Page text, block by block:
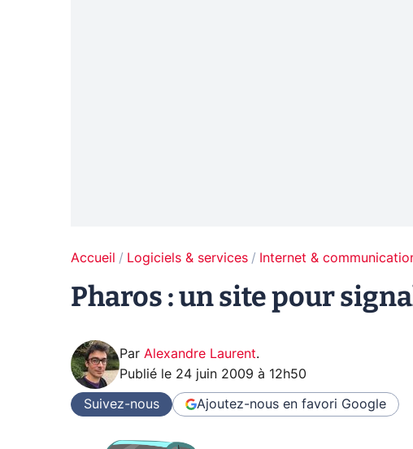
Accueil Logiciels & services Internet &
Pharos : un site pour
Par Alexandre Laurent.
Publié le 24 juin 2009 à 12h50
Suivez-nous Ajoutez-nous en favori Google